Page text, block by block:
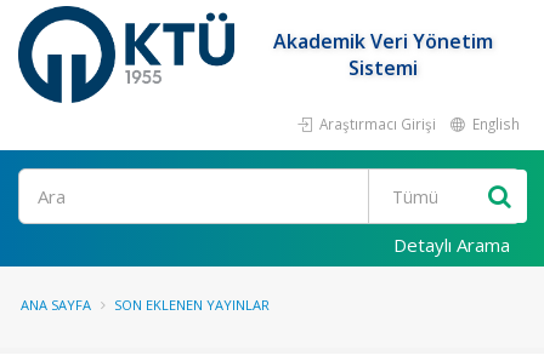
Akademik Veri Yönetim
Sistemi
Araştırmacı Girişi English
Ara
Detaylı Arama
ANA SAYFA SON EKLENEN YAYINLAR